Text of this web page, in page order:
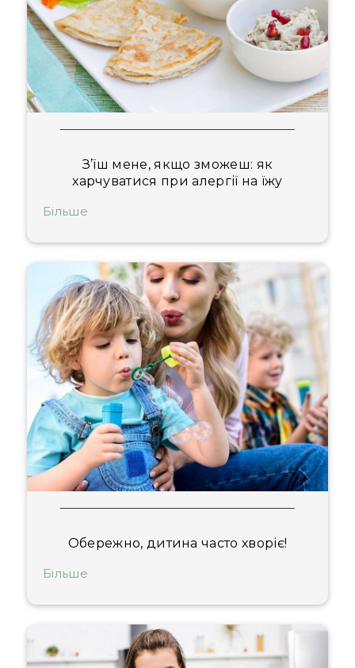
З’їш мене, якщо зможеш: як
харчуватися при алергії на їжу
Більше
Обережно, дитина часто хворіє!
Більше